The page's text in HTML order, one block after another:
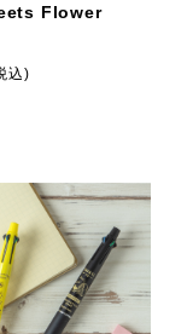
Flower
込)